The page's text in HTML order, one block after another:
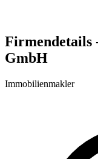
Firmendetails
GmbH
Immobilienmakler